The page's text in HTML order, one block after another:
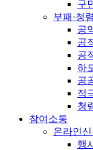
구
부패·청
공
공
공
하
공
적
청
참여소통
온라인신
행